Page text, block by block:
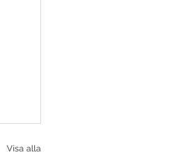
Visa alla